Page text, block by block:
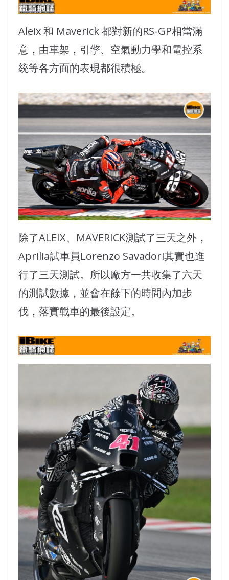
Aleix 和 Maverick 都對新的RS-GP相當滿
意，由車架，引擎、空氣動力學和電控系
統等各方面的表現都很積極。
除了ALEIX、MAVERICK測試了三天之外，
Aprilia試車員Lorenzo Savadori其實也進
行了三天測試。所以廠方一共收集了六天
的測試數據，並會在餘下的時間內加步
伐，落實戰車的最後設定。